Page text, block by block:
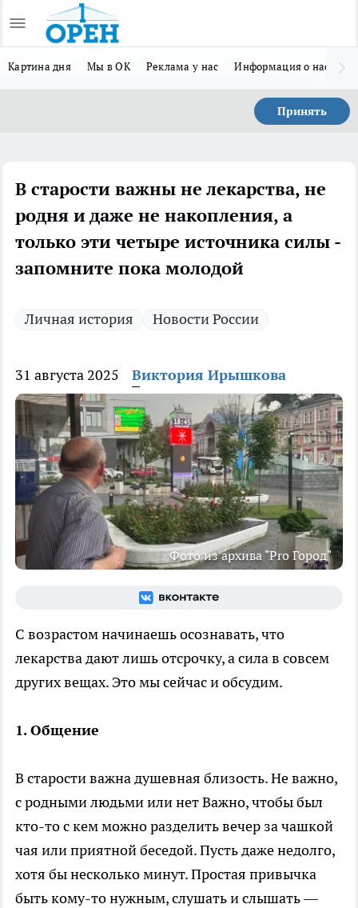
Картина дня Мы в ОК Реклама у нас Информация о нас
Принять
В старости важны не лекарства, не
родня и даже не накопления, а
только эти четыре источника силы -
запомните пока молодой
Личная история Новости России
31 августа 2025 Виктория Ирышкова
Фото из архива "Pro Город"
С возрастом начинаешь осознавать, что
лекарства дают лишь отсрочку, а сила в совсем
других вещах. Это мы сейчас и обсудим.
1. Общение
В старости важна душевная близость. Не важно,
с родными людьми или нет Важно, чтобы был
кто-то с кем можно разделить вечер за чашкой
чая или приятной беседой. Пусть даже недолго,
хотя бы несколько минут. Простая привычка
быть кому-то нужным, слушать и слышать —